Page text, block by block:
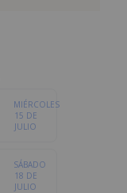
MIÉRCOLES
15 DE
JULIO
SÁBADO
18 DE
JULIO